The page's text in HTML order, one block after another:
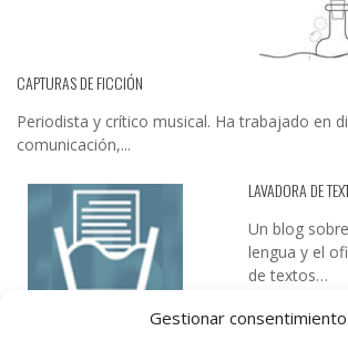
Gestionar consentimiento
CAPTURAS DE FICCIÓN
Periodista y crítico musical. Ha trabajado en
comunicación,...
LAVADORA DE
Un blog
lengua y el
de textos…